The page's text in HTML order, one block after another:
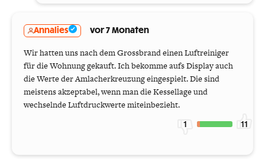
Annalies vor 7 Monaten
Wir hatten uns nach dem Grossbrand einen Luftreiniger
für die Wohnung gekauft. Ich bekomme aufs Display auch
die Werte der Amlacherkreuzung eingespielt. Die sind
meistens akzeptabel, wenn man die Kessellage und
wechselnde Luftdruckwerte miteinbezieht.
1 11